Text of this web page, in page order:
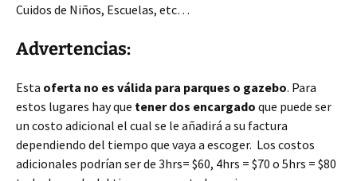
Cuidos de Niños, Escuelas, etc…
Advertencias:
Esta oferta no es válida para parques o gazebo. Para
estos lugares hay que tener dos encargado que puede ser
un costo adicional el cual se le añadirá a su factura
dependiendo del tiempo que vaya a escoger. Los costos
adicionales podrían ser de 3hrs= $60, 4hrs = $70 o 5hrs = $80